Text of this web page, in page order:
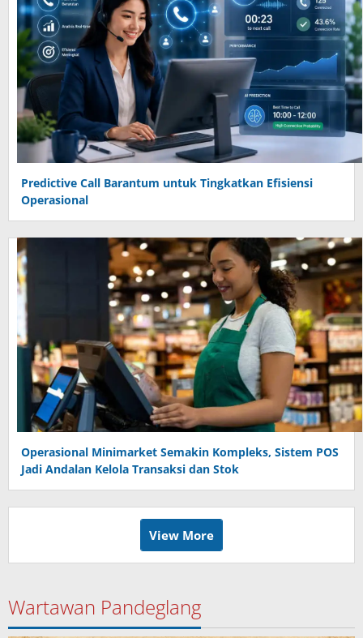
Predictive Call Barantum untuk Tingkatkan Efisiensi
Operasional
Operasional Minimarket Semakin Kompleks, Sistem POS
Jadi Andalan Kelola Transaksi dan Stok
View More
Wartawan Pandeglang